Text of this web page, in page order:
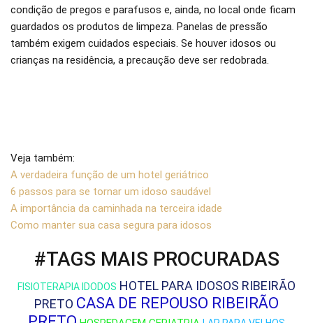
condição de pregos e parafusos e, ainda, no local onde ficam
guardados os produtos de limpeza. Panelas de pressão
também exigem cuidados especiais. Se houver idosos ou
crianças na residência, a precaução deve ser redobrada.
Veja também:
A verdadeira função de um hotel geriátrico
6 passos para se tornar um idoso saudável
A importância da caminhada na terceira idade
Como manter sua casa segura para idosos
#TAGS MAIS PROCURADAS
FISIOTERAPIA IDODOS HOTEL PARA IDOSOS RIBEIRÃO
PRETO CASA DE REPOUSO RIBEIRÃO